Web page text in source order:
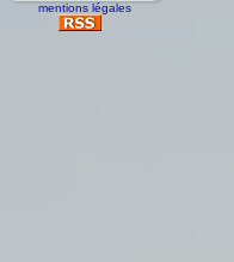
mentions légales